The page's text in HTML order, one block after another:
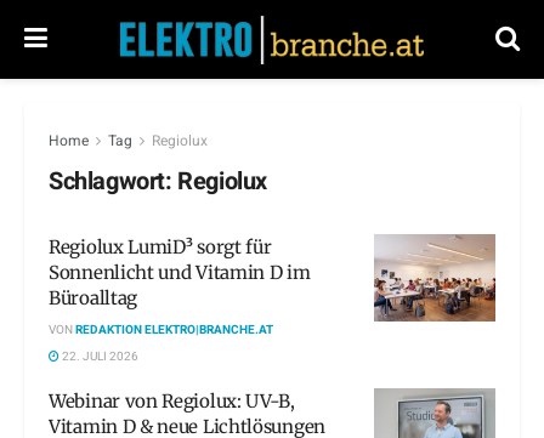
Home Tag Regiolux
Schlagwort: Regiolux
Regiolux LumiD³ sorgt für
Sonnenlicht und Vitamin D im
Büroalltag
VONREDAKTION ELEKTRO|BRANCHE.AT
22. JULI 2026
Webinar von Regiolux: UV-B,
Vitamin D & neue Lichtlösungen